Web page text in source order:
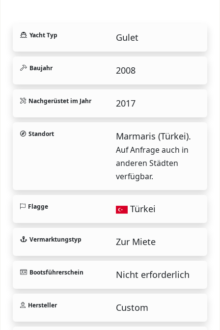
Yacht Typ Gulet
Baujahr 2008
Nachgerüstet im Jahr 2017
Standort Marmaris (Türkei).
Auf Anfrage auch in
anderen Städten
verfügbar.
Flagge Türkei
Vermarktungstyp Zur Miete
Bootsführerschein Nicht erforderlich
Hersteller Custom